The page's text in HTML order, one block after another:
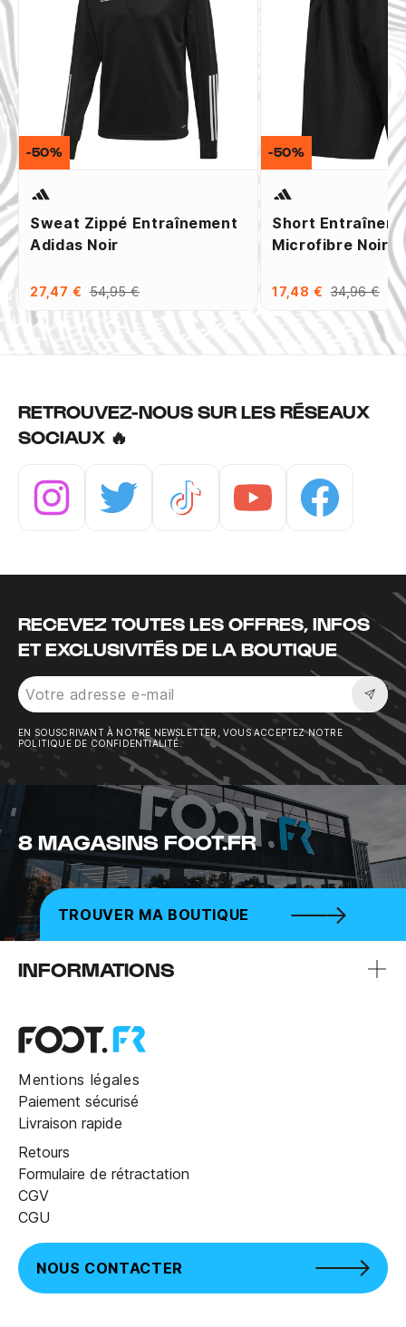
Sweat Zippé Entraînement
Adidas Noir
27,47 € 54,95 €
-50%
Short
Microfibre Noir
17,48 € 34,96 €
-50%
RETROUVEZ-NOUS SUR LES RÉSEAUX
SOCIAUX 🔥
RECEVEZ TOUTES LES OFFRES, INFOS
ET EXCLUSIVITÉS DE LA BOUTIQUE
EN SOUSCRIVANT À NOTRE NEWSLETTER, VOUS ACCEPTEZ NOTRE
POLITIQUE DE CONFIDENTIALITÉ.
8 MAGASINS FOOT.FR
TROUVER MA BOUTIQUE
INFORMATIONS
Mentions légales
Paiement sécurisé
Livraison rapide
Retours
Formulaire de rétractation
CGV
CGU
NOUS CONTACTER